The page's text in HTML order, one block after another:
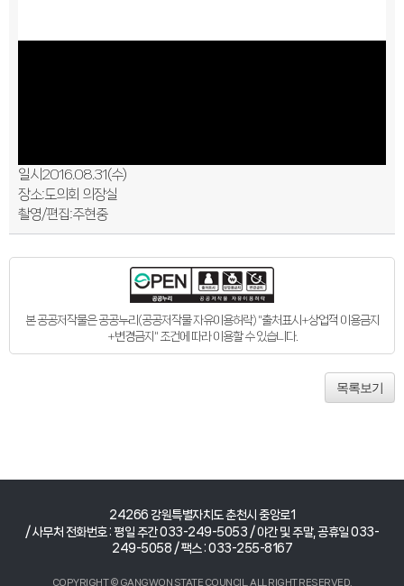
Video
일시2016.08.31(수)
장소:도의회 의장실
촬영/편집:주현중
본 공공저작물은 공공누리(공공저작물 자유이용허락) "출처표시+상업적 이용금지
+변경금지" 조건에 따라 이용할 수 있습니다.
목록보기
24266 강원특별자치도 춘천시 중앙로1
/ 사무처 전화번호 : 평일 주간 033-249-5053 / 야간 및 주말, 공휴일 033-
249-5058 / 팩스 : 033-255-8167
COPYRIGHT © GANGWON STATE COUNCIL. ALL RIGHT RESERVED.